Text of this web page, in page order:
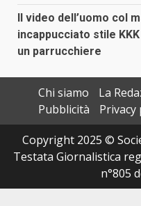
Il video dell’uomo col
incappucciato stile
un parrucchiere
Chi siamo
La
Pubblicità
Privacy
Copyright 2025 ©
Testata Giornalistica
n°805